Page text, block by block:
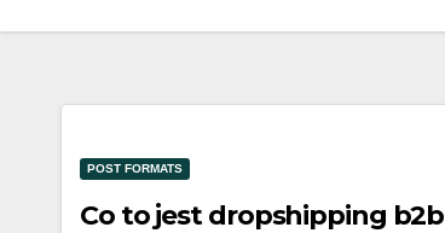
POST FORMATS
Co to jest dropshipping b2b